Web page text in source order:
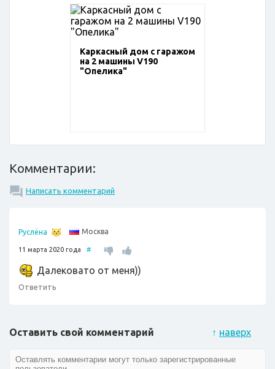
Каркасный дом с гаражом
на 2 машины V190
"Опелика"
Комментарии:
Написать комментарий
Руслёна Москва
11 марта 2020 года #
Далековато от меня))
Ответить
↑ наверх
Оставить свой комментарий